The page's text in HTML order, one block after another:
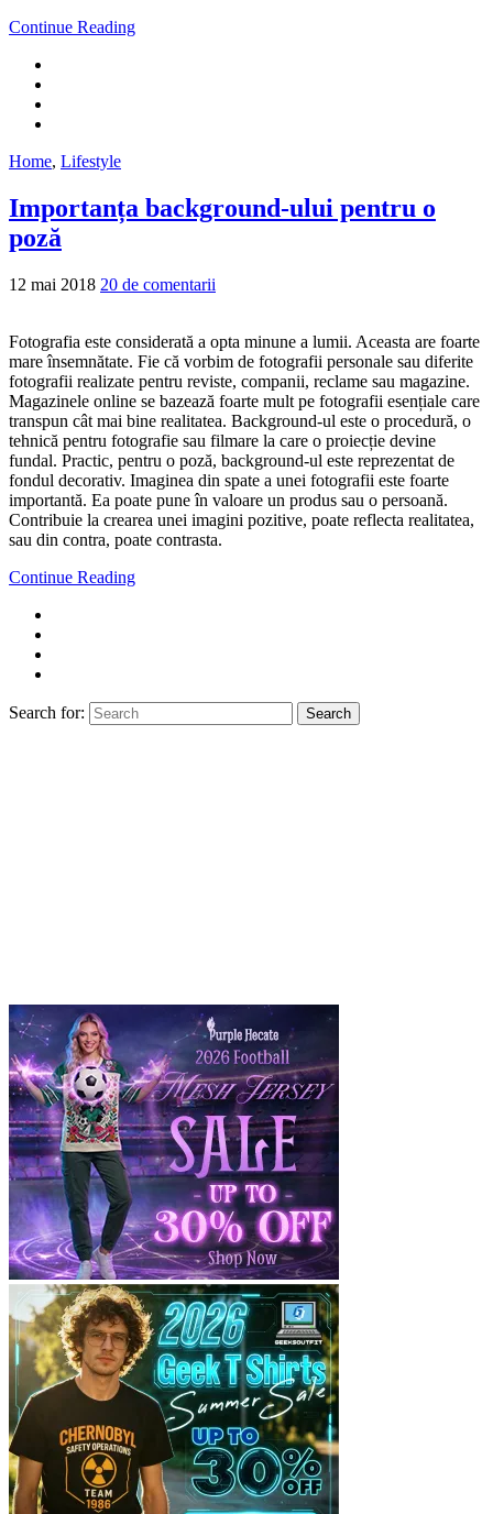
Continue Reading
Home, Lifestyle
Importanța background-ului pentru o
poză
12 mai 2018 20 de comentarii
Fotografia este considerată a opta minune a lumii. Aceasta are foarte
mare însemnătate. Fie că vorbim de fotografii personale sau diferite
fotografii realizate pentru reviste, companii, reclame sau magazine.
Magazinele online se bazează foarte mult pe fotografii esențiale care
transpun cât mai bine realitatea. Background-ul este o procedură, o
tehnică pentru fotografie sau filmare la care o proiecție devine
fundal. Practic, pentru o poză, background-ul este reprezentat de
fondul decorativ. Imaginea din spate a unei fotografii este foarte
importantă. Ea poate pune în valoare un produs sau o persoană.
Contribuie la crearea unei imagini pozitive, poate reflecta realitatea,
sau din contra, poate contrasta.
Continue Reading
Search for: Search